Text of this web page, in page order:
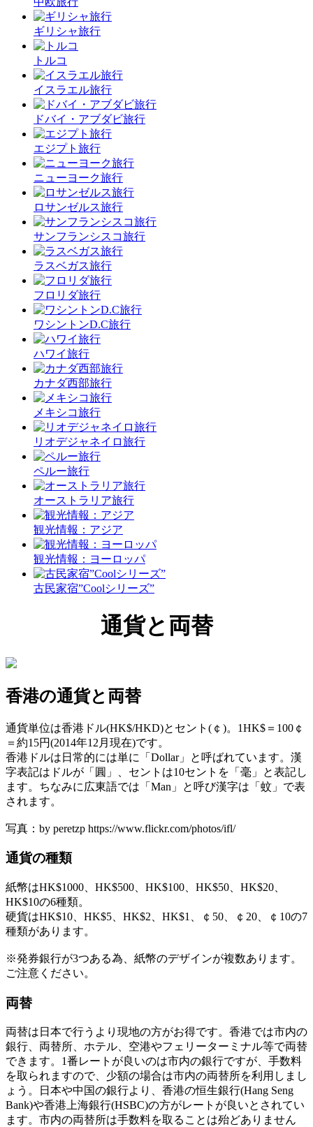
ギリシャ旅行
トルコ
イスラエル旅行
ドバイ・アブダビ旅行
エジプト旅行
ニューヨーク旅行
ロサンゼルス旅行
サンフランシスコ旅行
ラスベガス旅行
フロリダ旅行
ワシントンD.C旅行
ハワイ旅行
カナダ西部旅行
メキシコ旅行
リオデジャネイロ旅行
ペルー旅行
オーストラリア旅行
観光情報：アジア
観光情報：ヨーロッパ
古民家宿”Coolシリーズ”
通貨と両替
香港の通貨と両替
通貨単位は香港ドル(HK$/HKD)とセント(￠)。1HK$＝100￠
＝約15円(2014年12月現在)です。
香港ドルは日常的には単に「Dollar」と呼ばれています。漢
字表記はドルが「圓」、セントは10セントを「毫」と表記し
ます。ちなみに広東語では「Man」と呼び漢字は「蚊」で表
されます。
写真：by peretzp https://www.flickr.com/photos/ifl/
通貨の種類
紙幣はHK$1000、HK$500、HK$100、HK$50、HK$20、
HK$10の6種類。
硬貨はHK$10、HK$5、HK$2、HK$1、￠50、￠20、￠10の7
種類があります。
※発券銀行が3つある為、紙幣のデザインが複数あります。
ご注意ください。
両替
両替は日本で行うより現地の方がお得です。香港では市内の
銀行、両替所、ホテル、空港やフェリーターミナル等で両替
できます。1番レートが良いのは市内の銀行ですが、手数料
を取られますので、少額の場合は市内の両替所を利用しまし
ょう。日本や中国の銀行より、香港の恒生銀行(Hang Seng
Bank)や香港上海銀行(HSBC)の方がレートが良いとされてい
ます。市内の両替所は手数料を取ることは殆どありません